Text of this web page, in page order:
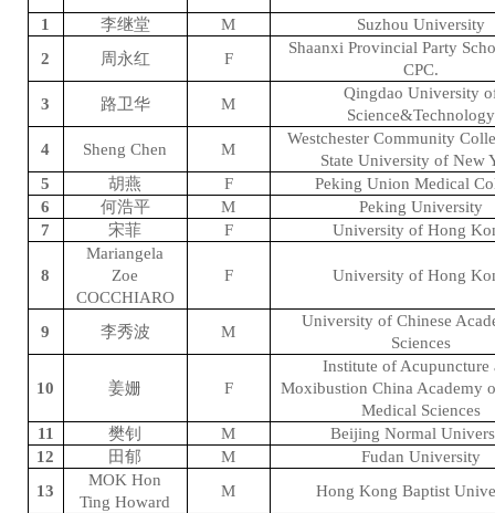
1
李继堂 M
Suzhou University
2
周永红 F
Shaanxi Provincial Party
CPC.
3
路卫华 M
Qingdao University
Science&Technology
4
Sheng Chen M
Westchester Community
State University of New
5
胡燕 F
Peking Union Medical
6
何浩平 M
Peking University
7
宋菲 F University of Hong
8
Mariangela
Zoe
COCCHIARO
F University of Hong
9 李秀波 M
University of Chinese
Sciences
10 姜姗 F
Institute of Acupuncture
Moxibustion China Academy
Medical Sciences
11
樊钊 M
Beijing Normal
12
田郁 M
Fudan University
13
MOK Hon
Ting Howard
M
Hong Kong Baptist